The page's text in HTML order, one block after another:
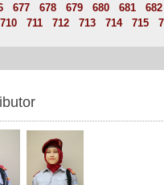
677 678 679 680 681 682
710 711 712 713 714 715